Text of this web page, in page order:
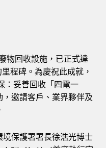
物回收設施，已正式達
程碑。為慶祝此成就，
：妥善回收「四電一
邀請客戶、業界夥伴及
保護署署長徐浩光博士